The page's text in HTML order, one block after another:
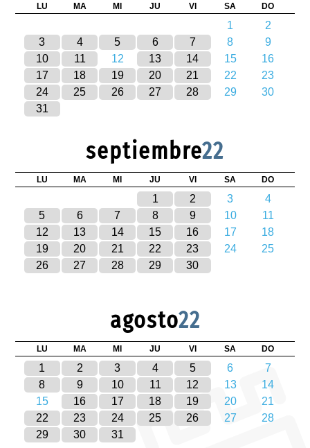
LU MA MI JU VI SA DO
1
2
3
4 5 6 7 8
9
10
11 12 13 14 15
16
17
18 19 20 21 22
23
24
25 26 27 28 29
30
31
septiembre22
LU MA MI JU VI SA DO
1 2 3
4
5
6 7 8 9 10
11
12
13 14 15 16 17
18
19
20 21 22 23 24
25
26
27 28 29 30
agosto22
LU MA MI JU VI SA DO
1 2 3 4 5 6
7
8
9 10 11 12 13
14
15
16 17 18 19 20
21
22
23 24 25 26 27
28
29
30 31